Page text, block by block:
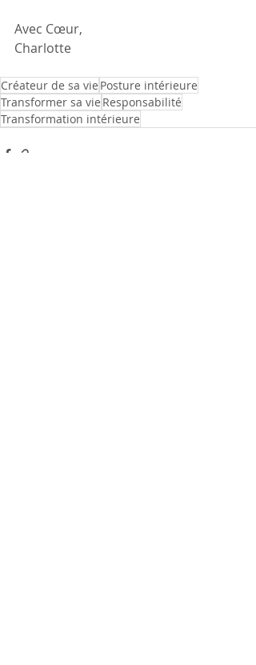
Avec Cœur,
Charlotte
Créateur de sa vie Posture intérieure
Transformer sa vie Responsabilité
Transformation intérieure